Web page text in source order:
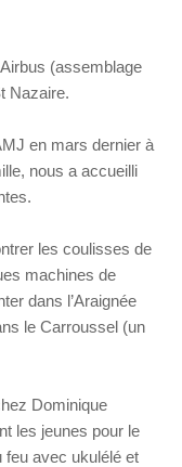
(assemblage
Nazaire.
en mars dernier à
nous a accueilli
les coulisses de
machines de
dans l’Araignée
le Carroussel (un
Dominique
les jeunes pour le
feu avec ukulélé et